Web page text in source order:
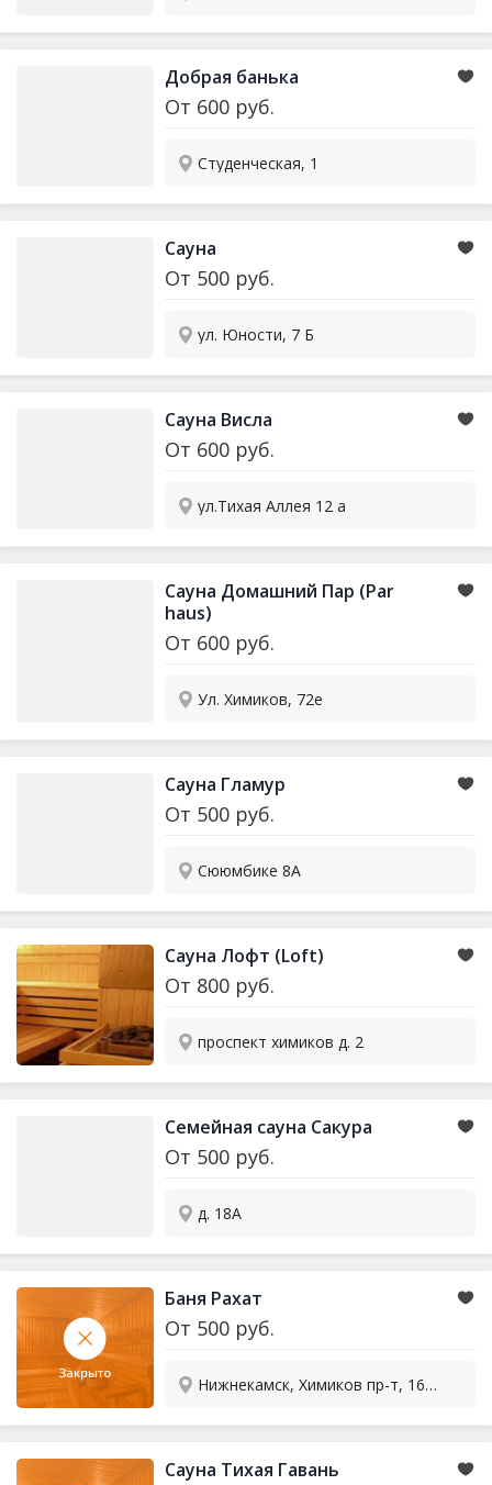
Добрая банька
От 600 руб.
Студенческая, 1
Сауна
От 500 руб.
ул. Юности, 7 Б
Сауна Висла
От 600 руб.
ул.Тихая Аллея 12 а
Сауна Домашний Пар (Par
haus)
От 600 руб.
Ул. Химиков, 72е
Сауна Гламур
От 500 руб.
Сююмбике 8А
Сауна Лофт (Loft)
От 800 руб.
проспект химиков д. 2
Семейная сауна Сакура
От 500 руб.
д. 18А
Баня Рахат
От 500 руб.
Нижнекамск, Химиков пр-т, 16б/1
Сауна Тихая Гавань